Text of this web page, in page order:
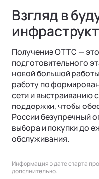
Взгляд в
Получение ОТТС —
подготовительного
новой большой
работу по
сети и выстраиванию
поддержки, чтобы
России безупречный
выбора и покупки до
обслуживания.
Информация о дате старта
дополнительно.